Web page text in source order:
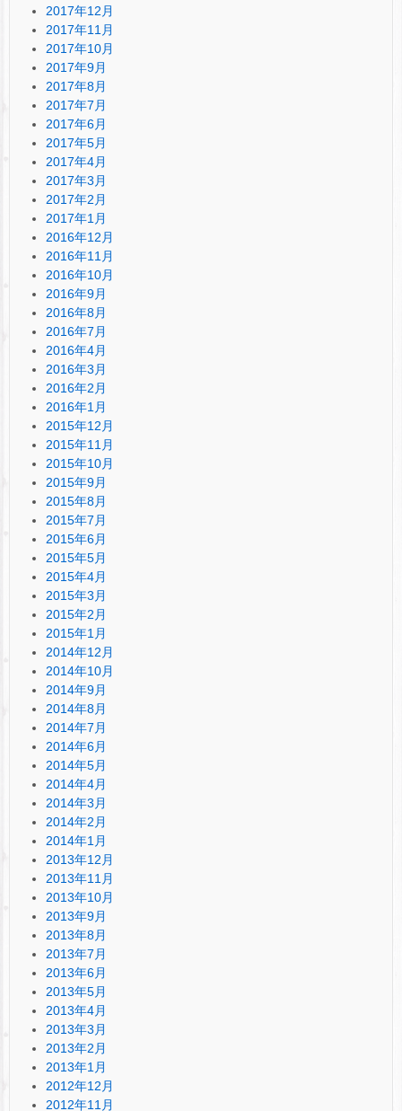
2017年12月
2017年11月
2017年10月
2017年9月
2017年8月
2017年7月
2017年6月
2017年5月
2017年4月
2017年3月
2017年2月
2017年1月
2016年12月
2016年11月
2016年10月
2016年9月
2016年8月
2016年7月
2016年4月
2016年3月
2016年2月
2016年1月
2015年12月
2015年11月
2015年10月
2015年9月
2015年8月
2015年7月
2015年6月
2015年5月
2015年4月
2015年3月
2015年2月
2015年1月
2014年12月
2014年10月
2014年9月
2014年8月
2014年7月
2014年6月
2014年5月
2014年4月
2014年3月
2014年2月
2014年1月
2013年12月
2013年11月
2013年10月
2013年9月
2013年8月
2013年7月
2013年6月
2013年5月
2013年4月
2013年3月
2013年2月
2013年1月
2012年12月
2012年11月